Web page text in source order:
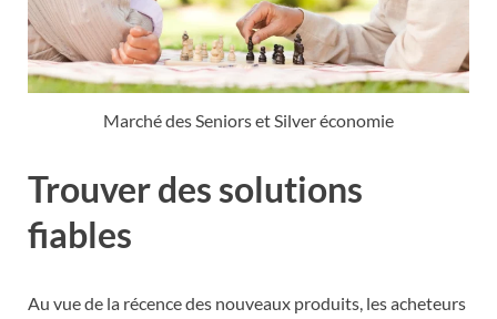
Marché des Seniors et Silver économie
Trouver des solutions
fiables
Au vue de la récence des nouveaux produits, les acheteurs